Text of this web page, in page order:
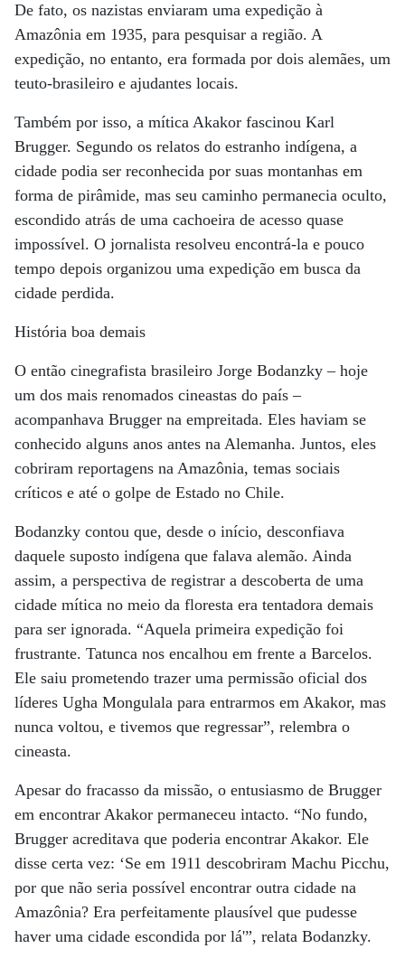
De fato, os nazistas enviaram uma expedição à
Amazônia em 1935, para pesquisar a região. A
expedição, no entanto, era formada por dois alemães, um
teuto-brasileiro e ajudantes locais.
Também por isso, a mítica Akakor fascinou Karl
Brugger. Segundo os relatos do estranho indígena, a
cidade podia ser reconhecida por suas montanhas em
forma de pirâmide, mas seu caminho permanecia oculto,
escondido atrás de uma cachoeira de acesso quase
impossível. O jornalista resolveu encontrá-la e pouco
tempo depois organizou uma expedição em busca da
cidade perdida.
História boa demais
O então cinegrafista brasileiro Jorge Bodanzky – hoje
um dos mais renomados cineastas do país –
acompanhava Brugger na empreitada. Eles haviam se
conhecido alguns anos antes na Alemanha. Juntos, eles
cobriram reportagens na Amazônia, temas sociais
críticos e até o golpe de Estado no Chile.
Bodanzky contou que, desde o início, desconfiava
daquele suposto indígena que falava alemão. Ainda
assim, a perspectiva de registrar a descoberta de uma
cidade mítica no meio da floresta era tentadora demais
para ser ignorada. “Aquela primeira expedição foi
frustrante. Tatunca nos encalhou em frente a Barcelos.
Ele saiu prometendo trazer uma permissão oficial dos
líderes Ugha Mongulala para entrarmos em Akakor, mas
nunca voltou, e tivemos que regressar”, relembra o
cineasta.
Apesar do fracasso da missão, o entusiasmo de Brugger
em encontrar Akakor permaneceu intacto. “No fundo,
Brugger acreditava que poderia encontrar Akakor. Ele
disse certa vez: ‘Se em 1911 descobriram Machu Picchu,
por que não seria possível encontrar outra cidade na
Amazônia? Era perfeitamente plausível que pudesse
haver uma cidade escondida por lá'”, relata Bodanzky.